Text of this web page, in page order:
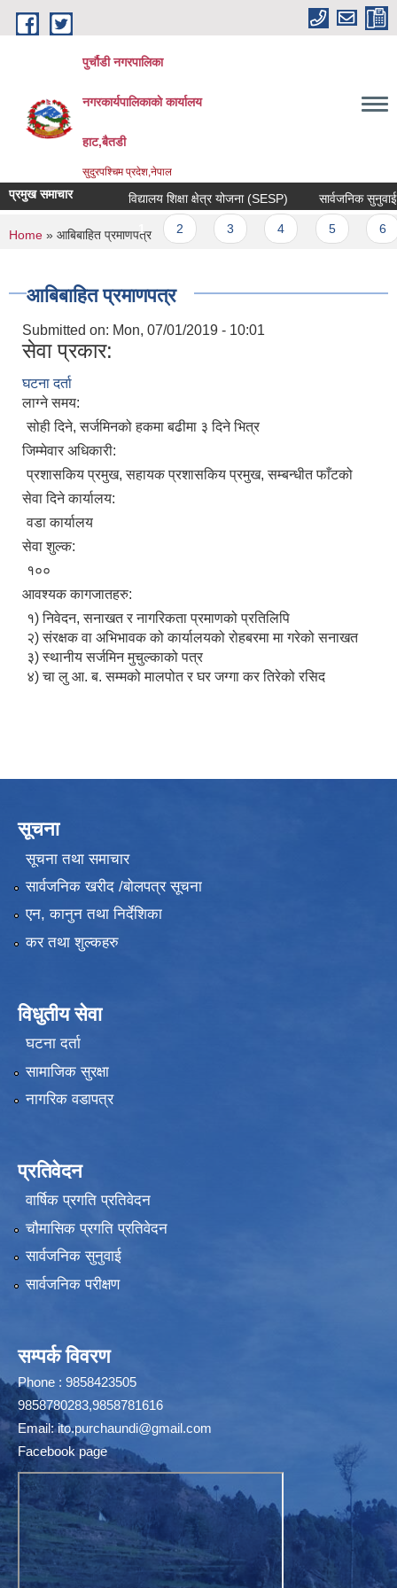
Skip to main content
पुर्चौडी नगरपालिका
नगरकार्यपालिकाकाे कार्यालय
हाट,बैतडी
सुदुरपश्चिम प्रदेश,नेपाल
प्रमुख समाचार विद्यालय शिक्षा क्षेत्र योजना (SESP) सार्वजनिक सुनुवाई
Pages
1
You are here
Home » आबिबाहित प्रमाणपत्र
आबिबाहित प्रमाणपत्र
Submitted on: Mon, 07/01/2019 - 10:01
सेवा प्रकार:
घटना दर्ता
लाग्ने समय:
सोही दिने, सर्जमिनको हकमा बढीमा ३ दिने भित्र
जिम्मेवार अधिकारी:
प्रशासकिय प्रमुख, सहायक प्रशासकिय प्रमुख, सम्बन्धीत फाँटको
सेवा दिने कार्यालय:
वडा कार्यालय
सेवा शुल्क:
१००
आवश्यक कागजातहरु:
१) निवेदन, सनाखत र नागरिकता प्रमाणको प्रतिलिपि
२) संरक्षक वा अभिभावक को कार्यालयको रोहबरमा मा गरेको सनाखत
३) स्थानीय सर्जमिन मुचुल्काको पत्र
४) चा लु आ. ब. सम्मको मालपोत र घर जग्गा कर तिरेको रसिद
सूचना
सूचना तथा समाचार
सार्वजनिक खरीद /बोलपत्र सूचना
एन, कानुन तथा निर्देशिका
कर तथा शुल्कहरु
विधुतीय सेवा
घटना दर्ता
सामाजिक सुरक्षा
नागरिक वडापत्र
प्रतिवेदन
वार्षिक प्रगति प्रतिवेदन
चौमासिक प्रगति प्रतिवेदन
सार्वजनिक सुनुवाई
सार्वजनिक परीक्षण
सम्पर्क विवरण
Phone : 9858423505
9858780283,9858781616
Email:ito.purchaundi@gmail.com
Facebook page